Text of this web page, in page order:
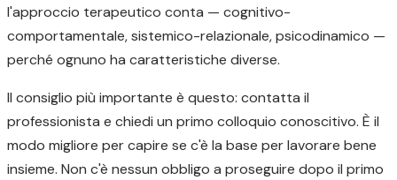
l'approccio terapeutico conta — cognitivo-
comportamentale, sistemico-relazionale, psicodinamico —
perché ognuno ha caratteristiche diverse.
Il consiglio più importante è questo: contatta il
professionista e chiedi un primo colloquio conoscitivo. È il
modo migliore per capire se c'è la base per lavorare bene
insieme. Non c'è nessun obbligo a proseguire dopo il primo